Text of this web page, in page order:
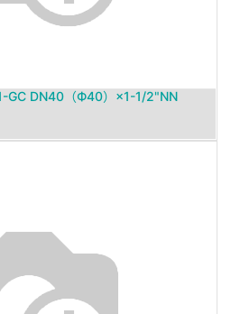
GC DN40（Ф40）×1-1/2"NN